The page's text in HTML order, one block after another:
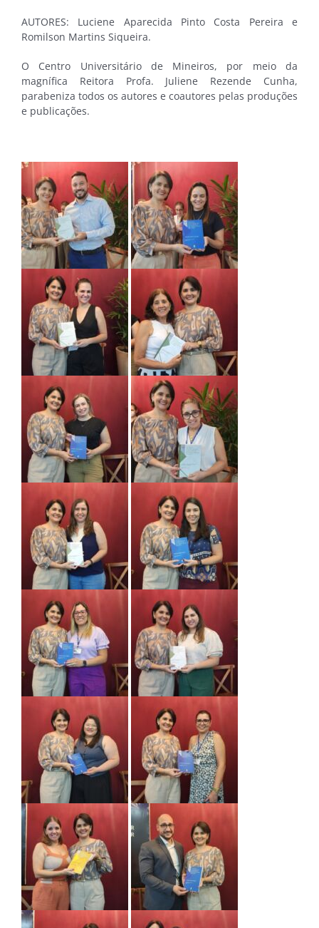
AUTORES: Luciene Aparecida Pinto Costa Pereira e
Romilson Martins Siqueira.
O Centro Universitário de Mineiros, por meio da
magnífica Reitora Profa. Juliene Rezende Cunha,
parabeniza todos os autores e coautores pelas produções
e publicações.